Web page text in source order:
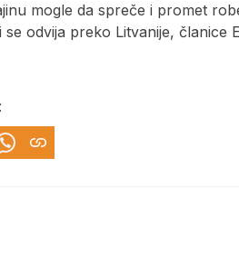
mogle da spreče i promet
se odvija preko Litvanije, članice